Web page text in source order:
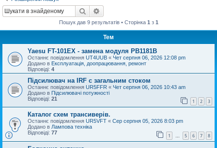
Пошук
Пошук дав 9 результатів • Сторінка 1 з 1
Тем
Yaesu FT-101EX - замена модуля PB1181B
Останнє повідомлення UT4UUB « Чет серпня 06, 2026 12:08 pm
Додано в Експлуатація, доопрацювання, ремонт
Відповіді: 4
Підсилювач на IRF с загальним стоком
Останнє повідомлення UR5FFR « Чет серпня 06, 2026 10:43 am
Додано в Підсилювачі потужності
Відповіді: 21 1 2 3
Каталог схем трансиверів.
Останнє повідомлення UR5VFT « Сер серпня 05, 2026 8:03 pm
Додано в Лампова техніка
Відповіді: 77 1 … 5 6 7 8